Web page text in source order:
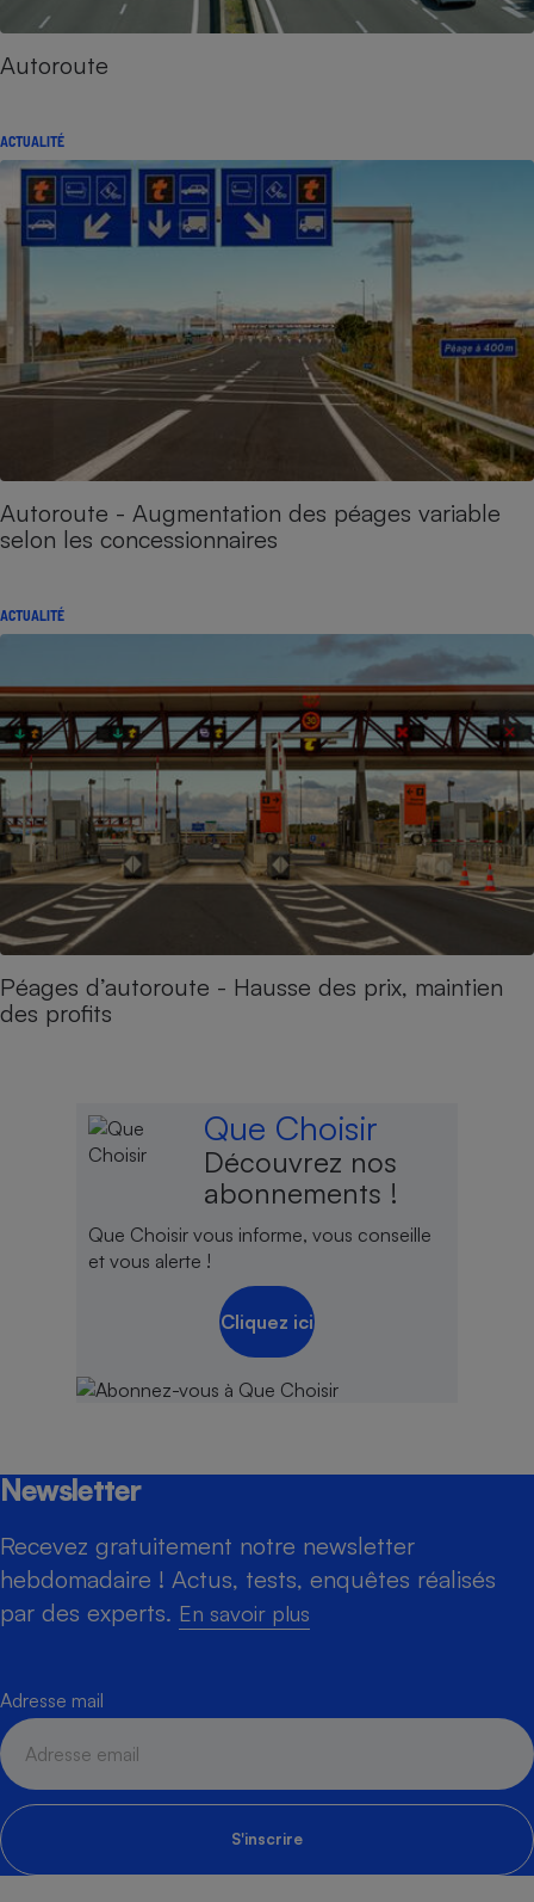
Autoroute
ACTUALITÉ
Autoroute - Augmentation des péages variable
selon les concessionnaires
ACTUALITÉ
Péages d’autoroute - Hausse des prix, maintien
des profits
Que Choisir
Découvrez nos
abonnements !
Que Choisir vous informe, vous conseille
et vous alerte !
Cliquez ici
Newsletter
Recevez gratuitement notre newsletter
hebdomadaire ! Actus, tests, enquêtes réalisés
par des experts. En savoir plus
Adresse mail
S'inscrire